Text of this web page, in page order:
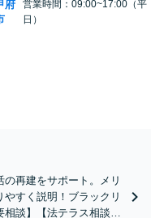
府
営業時間：09:00~17:00（平
日）
再建をサポート。メリ
すく説明！ブラックリ
談】【法テラス相談は